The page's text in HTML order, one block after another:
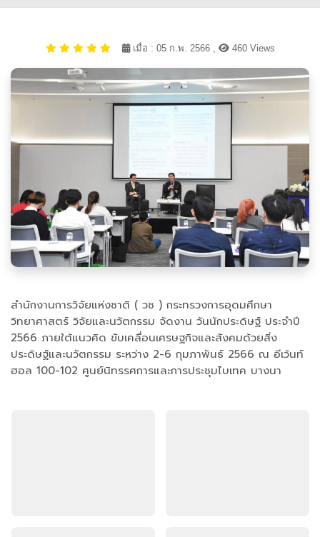
เมื่อ : 05 ก.พ. 2566 , 460 Views
สำนักงานการวิจัยแห่งชาติ ( วช ) กระทรวงการอุดมศึกษา
วิทยาศาสตร์ วิจัยและนวัตกรรม จัดงาน วันนักประดิษฐ์ ประจำปี
2566 ภายใต้แนวคิด ขับเคลื่อนเศรษฐกิจและสังคมด้วยสิ่ง
ประดิษฐ์และนวัตกรรม ระหว่าง 2-6 กุมภาพันธ์ 2566 ณ อีเว้นท์
ฮอล 100-102 ศูนย์นิทรรศการและการประชุมไบเทค บางนา